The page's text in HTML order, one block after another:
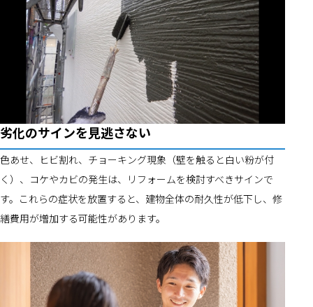
劣化のサインを見逃さない
色あせ、ヒビ割れ、チョーキング現象（壁を触ると白い粉が付
く）、コケやカビの発生は、リフォームを検討すべきサインで
す。これらの症状を放置すると、建物全体の耐久性が低下し、修
繕費用が増加する可能性があります。